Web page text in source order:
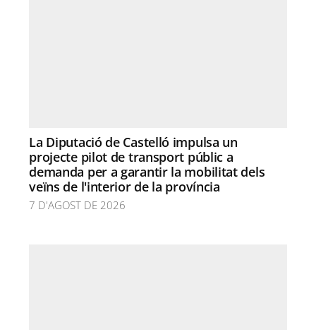
La Diputació de Castelló impulsa un
projecte pilot de transport públic a
demanda per a garantir la mobilitat dels
veïns de l'interior de la província
7 D'AGOST DE 2026